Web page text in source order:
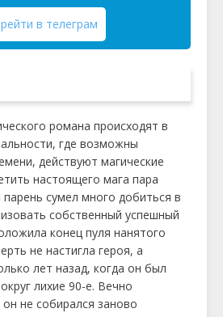
в телеграм
романа происходят в
где возможны
действуют магические
настоящего мага пара
сумел много добиться в
собственный успешный
конец пуля нанятого
не настигла героя, а
лет назад, когда он был
лихие 90-е. Вечно
не собирался заново